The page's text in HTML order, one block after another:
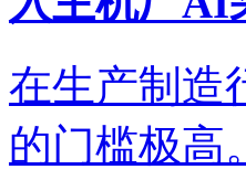
在生产制造
的门槛极高